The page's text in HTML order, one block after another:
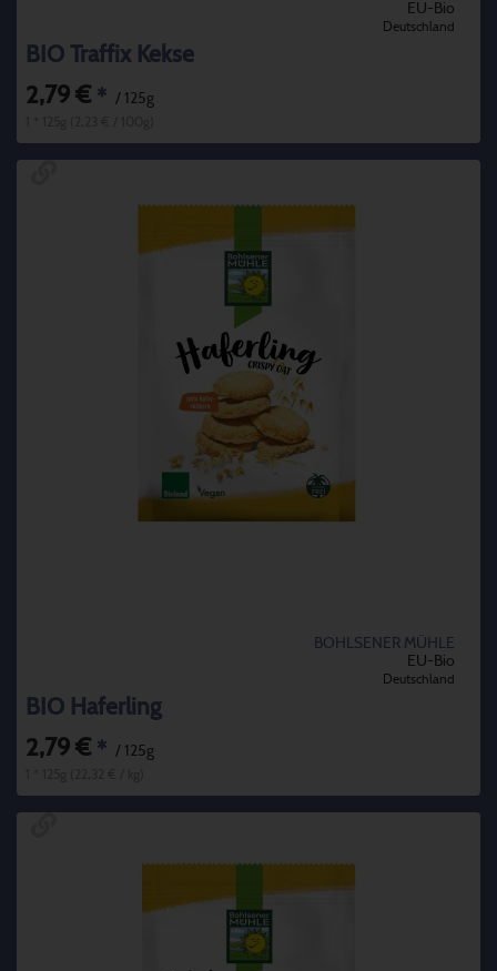
EU-Bio
Deutschland
BIO Traffix Kekse
2,79 € * / 125g
BOHLSENER MÜHLE
EU-Bio
Deutschland
BIO Haferling
2,79 € * / 125g